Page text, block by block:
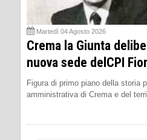
Martedì 04 Agosto 2026
Crema la Giunta
nuova sede delCPI
Figura di primo piano della storia
amministrativa di Crema e del